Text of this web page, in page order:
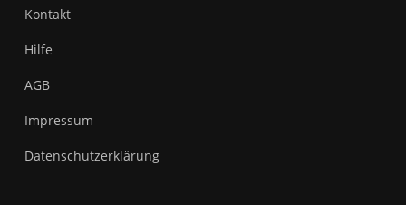
Kontakt
Hilfe
AGB
Impressum
Datenschutzerklärung